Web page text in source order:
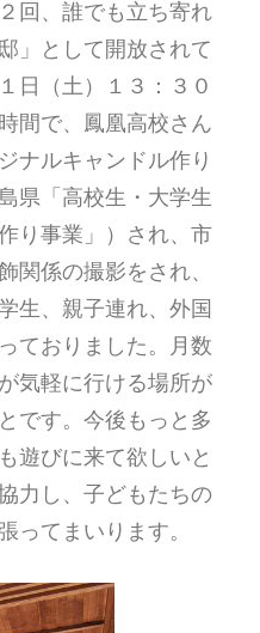
回、誰でも立ち寄れ
」として開放されて
日（土）１３：３０
間で、鳳凰高校さん
ナルキャンドル作り
県「高校生・大学生
り事業」）され、市
関係の撮影をされ、
生、親子連れ、外国
ておりました。月数
気軽に行ける場所が
です。今後もっと多
遊びに来て欲しいと
力し、子どもたちの
ってまいります。